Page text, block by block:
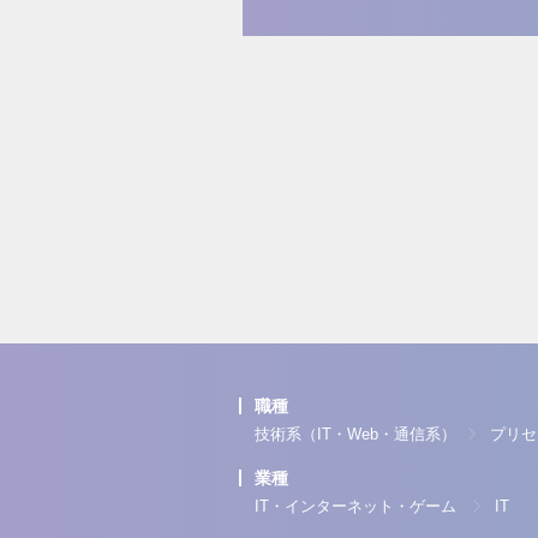
職種
技術系（IT・Web・通信系） プリ
業種
IT・インターネット・ゲーム IT